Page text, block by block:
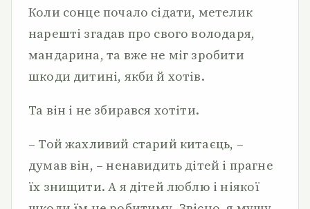
Коли сонце почало сідати, метелик
нарешті згадав про свого володаря,
мандарина, та вже не міг зробити
шкоди дитині, якби й хотів.
Та він і не збирався хотіти.
– Той жахливий старий китаєць, –
думав він, – ненавидить дітей і прагне
їх знищити. А я дітей люблю і ніякої